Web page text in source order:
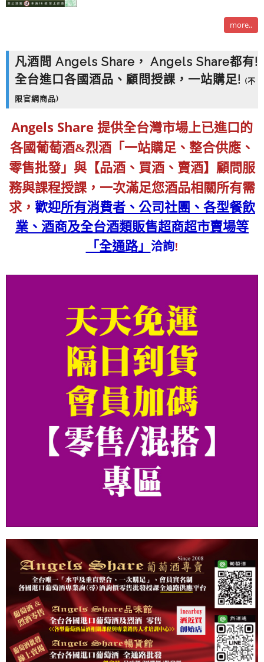
more..
凡酒問 Angels Share， Angels Share都有!
全台進口各國酒品、顧問授課，一站購足! (不
限官網商品)
Angels Share 提供全台灣市場上已進口的
各國葡萄酒&烈酒 「一站購足、整合供應、
零售批發」與【品酒、買酒、賣酒】顧問服
務與課程授課 ， 一次滿足您酒品相關所有需
求， 歡迎所有消費者、公司社團、各型餐飲
業、酒商及全台酒類販售超商超市賣場等
「全通路」 洽詢!